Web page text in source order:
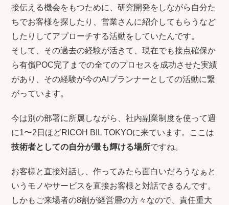
接伝える機会をもつために、研究開発をしながら自分た
ちでお客様を探したり、営業さんに紹介してもらうなど
したりしてアプローチする活動をしていたんです。
そして、その過去の経験が活きて、現在でも接点確保か
ら有償POC完了までの全てのプロセスを成功させた実績
があり、その経験が今のAIプランナーとしての活動に繋
がっています。
今は別の部署に所属しながら、社内副業制度を使って週
に1〜2日ほどRICOH BIL TOKYOに来ています。ここは
技術者としての自分が最も輝ける場所ですね。
お客様と直接対話し、作ってみたら面白いだろうなぁと
いうモノやサービスを直接お客様と対話できるんです。
しかもご来場者の8割が経営層の方々なので、責任重大